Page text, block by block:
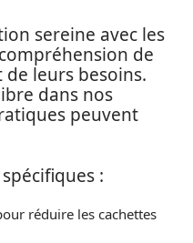
sereine avec les
de
leurs besoins.
dans nos
peuvent
:
réduire les cachettes